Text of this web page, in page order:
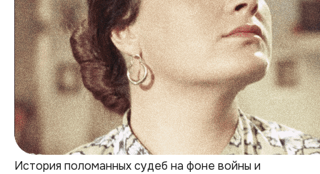
История поломанных судеб на фоне войны и